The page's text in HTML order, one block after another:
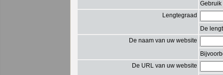
Lengtegraad
De
De naam van uw website
De URL van uw website